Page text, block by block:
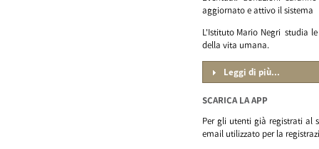
aggiornato e attivo il sistema
L'Istituto Mario Negri studia
della vita umana.
Leggi di più...
SCARICA LA APP
Per gli utenti già registrati al
email utilizzato per la